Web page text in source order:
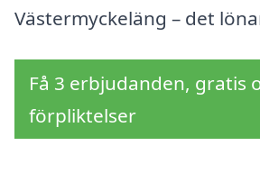
Västermyckeläng – det
Få 3 erbjudanden, gratis
förpliktelser